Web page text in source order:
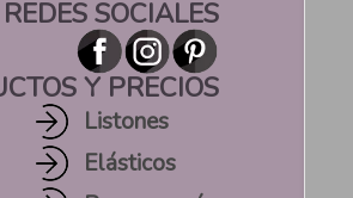
REDES SOCIALES
Y PRECIOS
Listones
Elásticos